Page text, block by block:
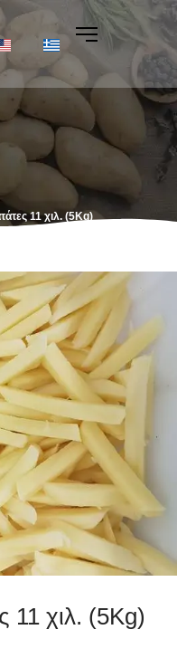
11 χιλ. (5Kg)
11 χιλ. (5Kg)